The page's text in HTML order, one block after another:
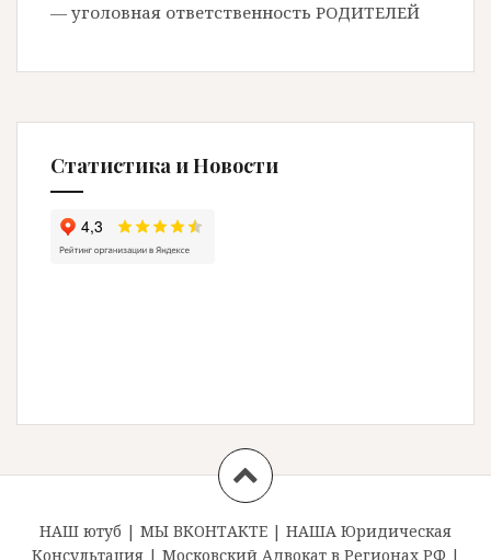
— уголовная ответственность РОДИТЕЛЕЙ
Статистика и Новости
НАШ ютуб | МЫ ВКОНТАКТЕ | НАША Юридическая
Консультация| Московский Адвокат в Регионах РФ |